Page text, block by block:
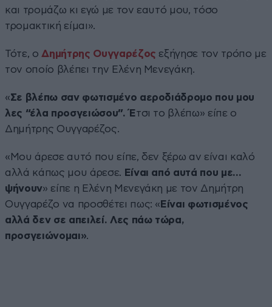
και τρομάζω κι εγώ με τον εαυτό μου, τόσο
τρομακτική είμαι».
Τότε, ο Δημήτρης Ουγγαρέζος εξήγησε τον τρόπο με
τον οποίο βλέπει την Ελένη Μενεγάκη.
«Σε βλέπω σαν φωτισμένο αεροδιάδρομο που μου
λες “έλα προσγειώσου”. Έτσι το βλέπω» είπε ο
Δημήτρης Ουγγαρέζος.
«Μου άρεσε αυτό που είπε, δεν ξέρω αν είναι καλό
αλλά κάπως μου άρεσε. Είναι από αυτά που με…
ψήνουν» είπε η Ελένη Μενεγάκη με τον Δημήτρη
Ουγγαρέζο να προσθέτει πως: « Είναι φωτισμένος
αλλά δεν σε απειλεί. Λες πάω τώρα,
προσγειώνομαι».